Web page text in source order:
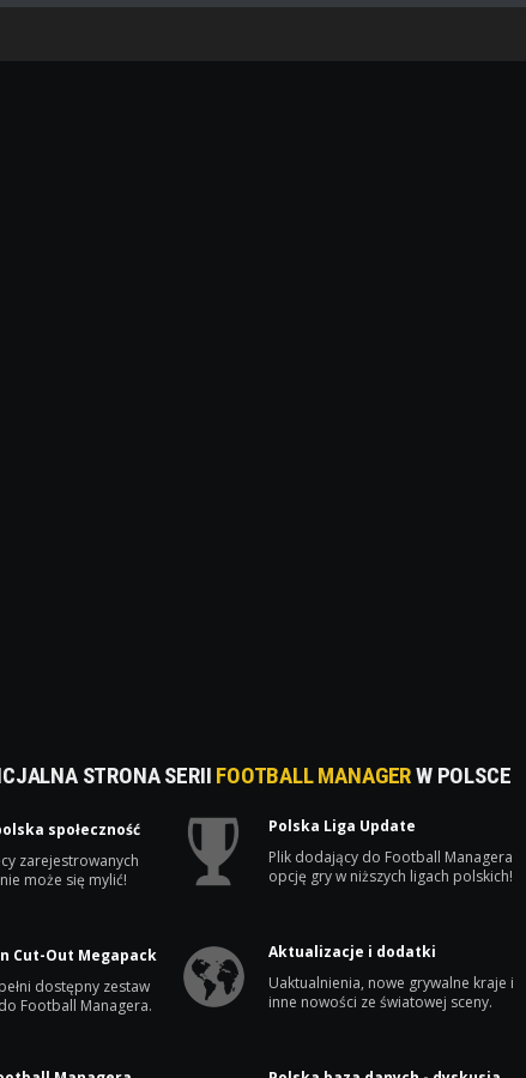
STRONA SERII FOOTBALL MANAGERW POLSCE
społeczność
zarejestrowanych
może się mylić!
Polska Liga Update
Plik dodający do Football Managera
opcję gry w niższych ligach polskich!
Cut-Out Megapack
dostępny zestaw
Football Managera.
Aktualizacje i dodatki
Uaktualnienia, nowe grywalne kraje i
inne nowości ze światowej sceny.